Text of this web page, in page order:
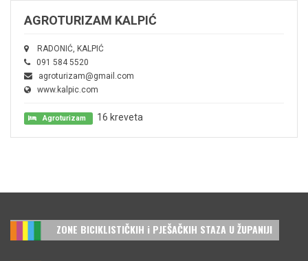
AGROTURIZAM KALPIĆ
RADONIĆ, KALPIĆ
091 584 5520
agroturizam@gmail.com
www.kalpic.com
Agroturizam 16 kreveta
ZONE BICIKLISTIČKIH i PJEŠAČKIH STAZA U ŽUPANIJI